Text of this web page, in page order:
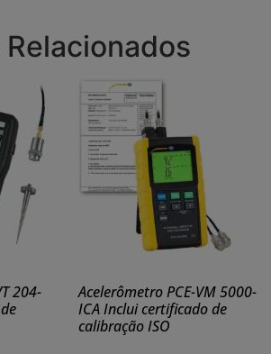
204-
Acelerômetro PCE-VM 5000-
ICA Inclui certificado de
calibração ISO